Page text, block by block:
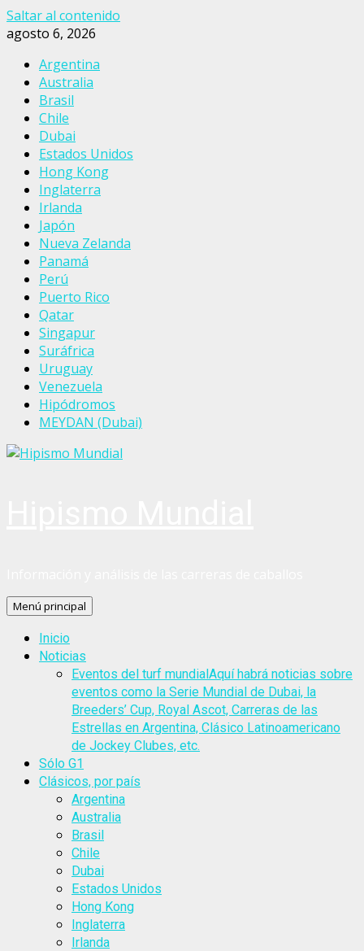
Saltar al contenido
agosto 6, 2026
Argentina
Australia
Brasil
Chile
Dubai
Estados Unidos
Hong Kong
Inglaterra
Irlanda
Japón
Nueva Zelanda
Panamá
Perú
Puerto Rico
Qatar
Singapur
Suráfrica
Uruguay
Venezuela
Hipódromos
MEYDAN (Dubai)
Menú principal
Inicio
Noticias
Eventos del turf mundialAquí habrá noticias sobre
eventos como la Serie Mundial de Dubai, la
Breeders’ Cup, Royal Ascot, Carreras de las
Estrellas en Argentina, Clásico Latinoamericano
de Jockey Clubes, etc.
Sólo G1
Clásicos, por país
Argentina
Australia
Brasil
Chile
Dubai
Estados Unidos
Hong Kong
Inglaterra
Irlanda